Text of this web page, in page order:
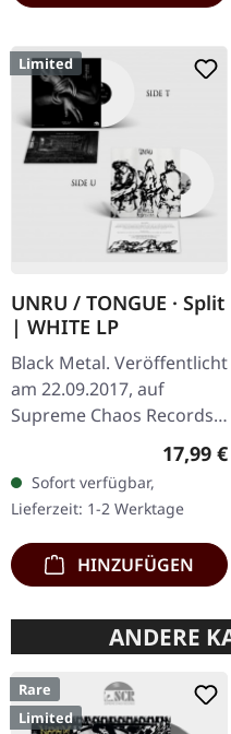
Limited
UNRU / TONGUE · Split
| WHITE LP
Black Metal. Veröffentlicht
am 22.09.2017, auf
Supreme Chaos Records.
Weißes Vinyl, limitiert auf
handnummerierte
Exemplare. · 180g Vinyl
für…
17,99 €
Sofort verfügbar,
Lieferzeit: 1-2 Werktage
HINZUFÜGEN
ANDERE
Rare
Limited